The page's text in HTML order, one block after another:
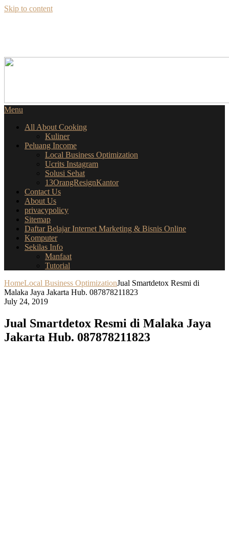
Skip to content
Menu
All About Cooking
Kuliner
Peluang Income
Local Business Optimization
Ucrits Instagram
Solusi Sehat
13OrangResignKantor
Contact Us
About Us
privacypolicy
Sitemap
Daftar Belajar Internet Marketing & Bisnis Online
Komputer
Sekilas Info
Manfaat
Tutorial
HomeLocal Business OptimizationJual Smartdetox Resmi di
Malaka Jaya Jakarta Hub. 087878211823
July 24, 2019
Jual Smartdetox Resmi di Malaka Jaya
Jakarta Hub. 087878211823